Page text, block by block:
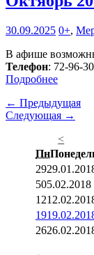
30.09.2025 0+,
В афише
Телефон: 72-96-30
Подробнее
← Предыдущая
Следующая →
<
Пн
29
505.02.2018
12
19
26